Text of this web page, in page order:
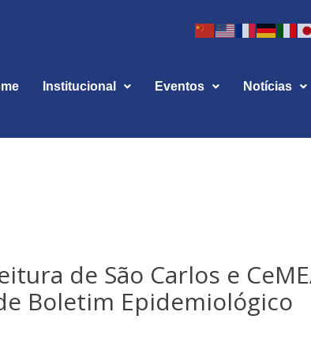
Institucional Eventos Notícias
de São Carlos e
Boletim Epidemiológico